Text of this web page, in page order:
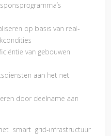
op basis van real-
van gebouwen
aan het net
door deelname aan
smart grid-infrastructuur